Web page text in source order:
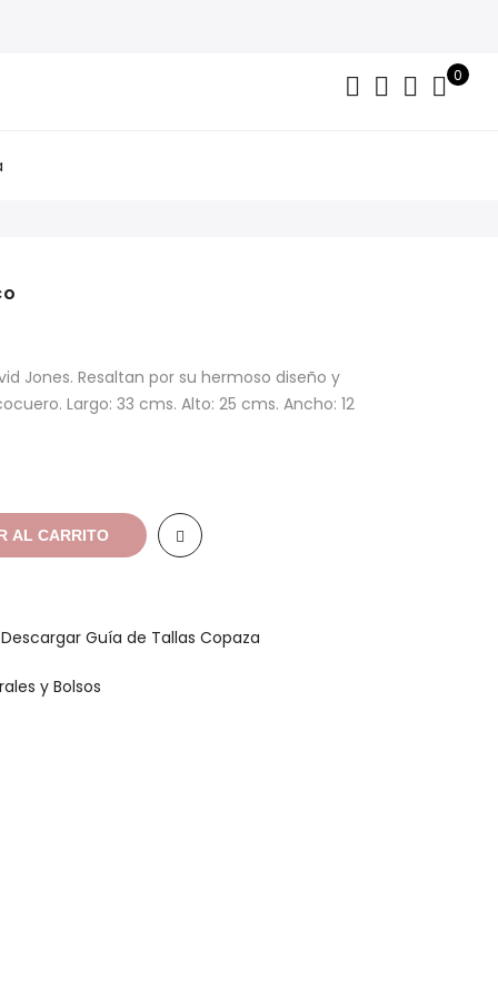
0
Jones. Resaltan por su hermoso diseño y
Largo: 33 cms. Alto: 25 cms. Ancho: 12
AL CARRITO
Descargar Guía de Tallas Copaza
y Bolsos